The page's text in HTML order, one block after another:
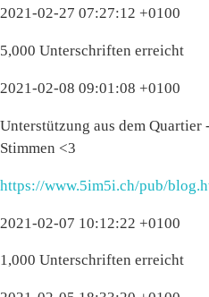
2021-02-27 07:27:12 +0100
5,000 Unterschriften erreicht
2021-02-08 09:01:08 +0100
Unterstützung aus dem
Stimmen <3
https://www.5im5i.ch/pub/
2021-02-07 10:12:22 +0100
1,000 Unterschriften erreicht